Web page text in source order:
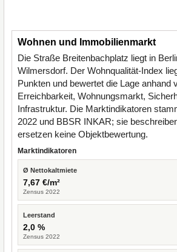
Wohnen und Immobilienmarkt
Die Straße Breitenbachplatz liegt in
Wilmersdorf. Der Wohnqualität-Index
Punkten und bewertet die Lage anhand
Erreichbarkeit, Wohnungsmarkt,
Infrastruktur. Die Marktindikatoren
2022 und BBSR INKAR; sie
ersetzen keine Objektbewertung.
Marktindikatoren
Ø Nettokaltmiete
7,67 €/m²
Zensus 2022
Leerstand
2,0 %
Zensus 2022